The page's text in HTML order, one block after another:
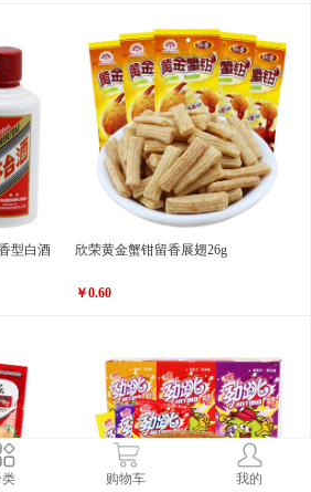
购物车 我的
型白酒
欣荣黄金蟹钳留香展翅26g
￥0.60
0.347823s